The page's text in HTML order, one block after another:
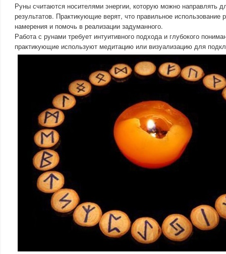
Руны считаются носителями энергии, которую можно направлять
результатов. Практикующие верят, что правильное использование
намерения и помочь в реализации задуманного.
Работа с рунами требует интуитивного подхода и глубокого
практикующие используют медитацию или визуализацию для